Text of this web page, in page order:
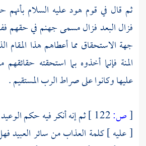
ثم قال في قومهودعليه السلام
فزال البعد فزال مسمى جهنم في حقهم
جهة الاستحقاق مما أعطاهم هذا المقام
المنة فإنما أخذوه بما استحقته حقائقهم
عليها وكانوا على صراط الرب المستقيم .
[ص:
ثم إنه أنكر فيه حكم
[ عليه ] كلمة العذاب من سائر العبيد